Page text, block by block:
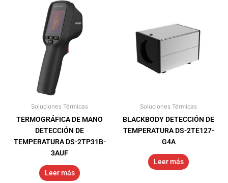
Soluciones Térmicas
TERMOGRÁFICA DE MANO
DETECCIÓN DE
TEMPERATURA DS-2TP31B-
3AUF
Leer más
Soluciones Térmicas
BLACKBODY DETECCIÓN DE
TEMPERATURA DS-2TE127-
G4A
Leer más